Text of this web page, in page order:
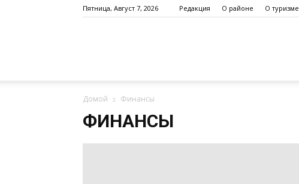
Пятница, Август 7, 2026 Редакция О районе О туризме
Домой Финансы
ФИНАНСЫ